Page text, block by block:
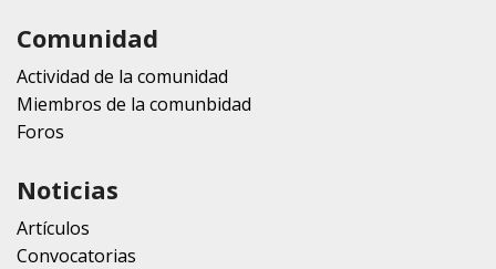
Comunidad
Actividad de la comunidad
Miembros de la comunbidad
Foros
Noticias
Artículos
Convocatorias